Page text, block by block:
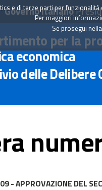
Governo Italiano
per la
economica
delle Delibere
- APPROVAZIONE DEL
e di terze parti per
Per maggiori
Se prosegui